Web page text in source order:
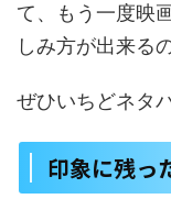
て、もう一度映
しみ方が出来る
ぜひいちどネタ
印象に残っ